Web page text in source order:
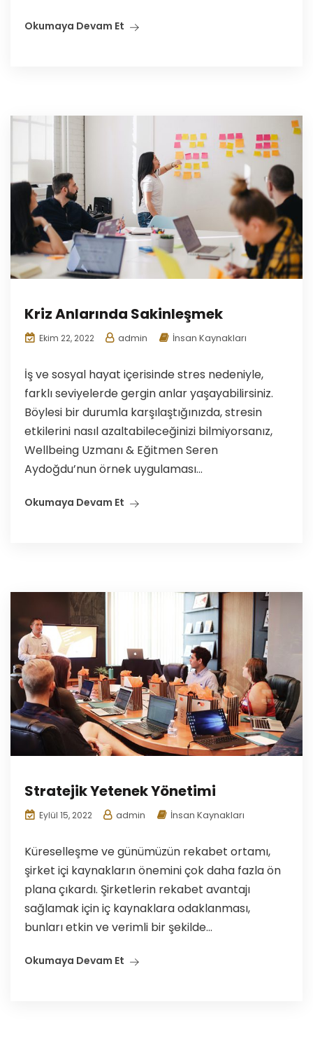
Okumaya Devam Et
Kriz Anlarında Sakinleşmek
Ekim 22, 2022 admin İnsan Kaynakları
İş ve sosyal hayat içerisinde stres nedeniyle,
farklı seviyelerde gergin anlar yaşayabilirsiniz.
Böylesi bir durumla karşılaştığınızda, stresin
etkilerini nasıl azaltabileceğinizi bilmiyorsanız,
Wellbeing Uzmanı & Eğitmen Seren
Aydoğdu’nun örnek uygulaması...
Okumaya Devam Et
Stratejik Yetenek Yönetimi
Eylül 15, 2022 admin İnsan Kaynakları
Küreselleşme ve günümüzün rekabet ortamı,
şirket içi kaynakların önemini çok daha fazla ön
plana çıkardı. Şirketlerin rekabet avantajı
sağlamak için iç kaynaklara odaklanması,
bunları etkin ve verimli bir şekilde...
Okumaya Devam Et